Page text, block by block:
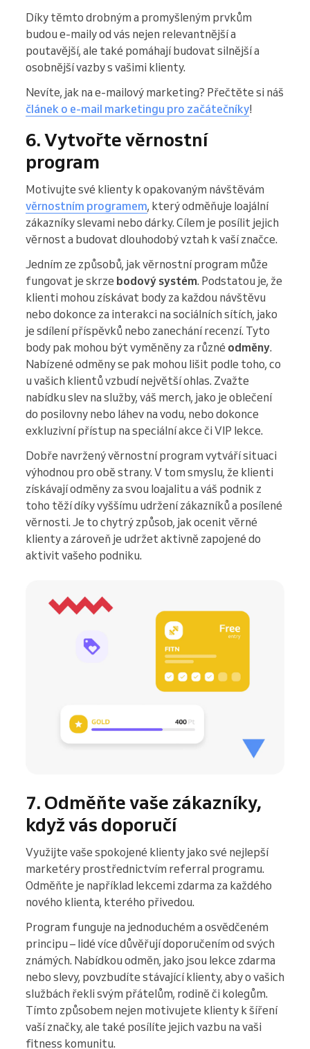
Díky těmto drobným a promyšleným prvkům
budou e-maily od vás nejen relevantnější a
poutavější, ale také pomáhají budovat silnější a
osobnější vazby s vašimi klienty.
Nevíte, jak na e-mailový marketing? Přečtěte si náš
článek o e-mail marketingu pro začátečníky!
6. Vytvořte věrnostní
program
Motivujte své klienty k opakovaným návštěvám
věrnostním programem, který odměňuje loajální
zákazníky slevami nebo dárky. Cílem je posílit jejich
věrnost a budovat dlouhodobý vztah k vaší značce.
Jedním ze způsobů, jak věrnostní program může
fungovat je skrze bodový systém. Podstatou je, že
klienti mohou získávat body za každou návštěvu
nebo dokonce za interakci na sociálních sítích, jako
je sdílení příspěvků nebo zanechání recenzí. Tyto
body pak mohou být vyměněny za různé odměny.
Nabízené odměny se pak mohou lišit podle toho, co
u vašich klientů vzbudí největší ohlas. Zvažte
nabídku slev na služby, váš merch, jako je oblečení
do posilovny nebo láhev na vodu, nebo dokonce
exkluzivní přístup na speciální akce či VIP lekce.
Dobře navržený věrnostní program vytváří situaci
výhodnou pro obě strany. V tom smyslu, že klienti
získávají odměny za svou loajalitu a váš podnik z
toho těží díky vyššímu udržení zákazníků a posílené
věrnosti. Je to chytrý způsob, jak ocenit věrné
klienty a zároveň je udržet aktivně zapojené do
aktivit vašeho podniku.
7. Odměňte vaše zákazníky,
když vás doporučí
Využijte vaše spokojené klienty jako své nejlepší
marketéry prostřednictvím referral programu.
Odměňte je například lekcemi zdarma za každého
nového klienta, kterého přivedou.
Program funguje na jednoduchém a osvědčeném
principu – lidé více důvěřují doporučením od svých
známých. Nabídkou odměn, jako jsou lekce zdarma
nebo slevy, povzbudíte stávající klienty, aby o vašich
službách řekli svým přátelům, rodině či kolegům.
Tímto způsobem nejen motivujete klienty k šíření
vaší značky, ale také posílíte jejich vazbu na vaši
fitness komunitu.